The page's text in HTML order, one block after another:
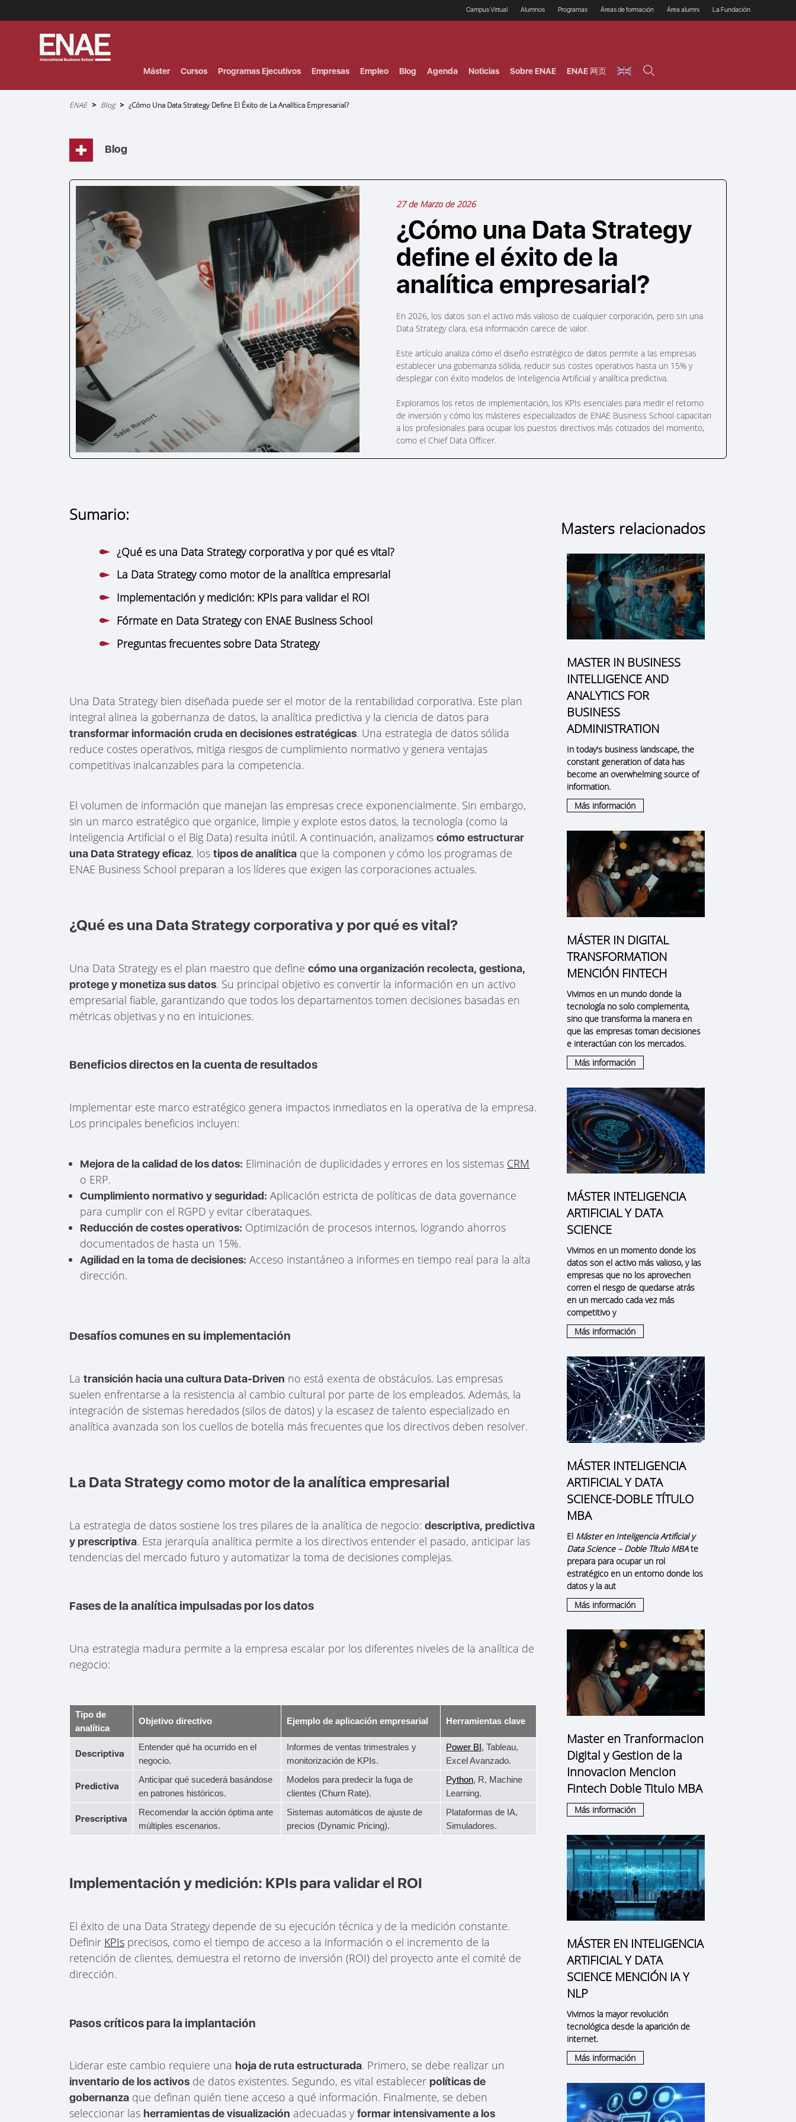
Campus Virtual Alumnos
Prácticas en empresas
Programas
Programas Ejecutivos
Áreas de formación
Riesgos
Área alumni La Fundación
Máster Cursos Programas Ejecutivos Empresas Empleo Blog Agenda Noticias Sobre ENAE ENAE 网页
Sobrescribir
la
navegación
ENAE Blog ¿Cómo Una Data Strategy Define El Éxito de La Analítica Empresarial?
Blog
27 de Marzo de 2026
¿Cómo una Data Strategy
define el éxito de la
analítica empresarial?
En 2026, los datos son el activo más valioso de cualquier corporación, pero sin una
Data Strategy clara, esa información carece de valor.
Este artículo analiza cómo el diseño estratégico de datos permite a las empresas
establecer una gobernanza sólida, reducir sus costes operativos hasta un 15% y
desplegar con éxito modelos de Inteligencia Artificial y analítica predictiva.
Exploramos los retos de implementación, los KPIs esenciales para medir el retorno
de inversión y cómo los másteres especializados de ENAE Business School capacitan
a los profesionales para ocupar los puestos directivos más cotizados del momento,
como el Chief Data Officer.
Sumario:
¿Qué es una Data Strategy corporativa y por qué es vital?
La Data Strategy como motor de la analítica empresarial
Implementación y medición: KPIs para validar el ROI
Fórmate en Data Strategy con ENAE Business School
Preguntas frecuentes sobre Data Strategy
Una Data Strategy bien diseñada puede ser el motor de la rentabilidad corporativa. Este plan
integral alinea la gobernanza de datos, la analítica predictiva y la ciencia de datos para
transformar información cruda en decisiones estratégicas. Una estrategia de datos sólida
reduce costes operativos, mitiga riesgos de cumplimiento normativo y genera ventajas
competitivas inalcanzables para la competencia.
El volumen de información que manejan las empresas crece exponencialmente. Sin embargo,
sin un marco estratégico que organice, limpie y explote estos datos, la tecnología (como la
Inteligencia Artificial o el Big Data) resulta inútil. A continuación, analizamoscómo estructurar
una Data Strategy eficaz, lostipos de analítica que la componen y cómo los programas de
ENAE Business School preparan a los líderes que exigen las corporaciones actuales.
¿Qué es una Data Strategy corporativa y por qué es vital?
Una Data Strategy es el plan maestro que definecómo una organización recolecta, gestiona,
protege y monetiza sus datos. Su principal objetivo es convertir la información en un activo
empresarial fiable, garantizando que todos los departamentos tomen decisiones basadas en
métricas objetivas y no en intuiciones.
Beneficios directos en la cuenta de resultados
Implementar este marco estratégico genera impactos inmediatos en la operativa de la empresa.
Los principales beneficios incluyen:
Mejora de la calidad de los datos: Eliminación de duplicidades y errores en los sistemas CRM
o ERP.
Cumplimiento normativo y seguridad: Aplicación estricta de políticas de data governance
para cumplir con el RGPD y evitar ciberataques.
Reducción de costes operativos: Optimización de procesos internos, logrando ahorros
documentados de hasta un 15%.
Agilidad en la toma de decisiones: Acceso instantáneo a informes en tiempo real para la alta
dirección.
Desafíos comunes en su implementación
Latransición hacia una cultura Data-Driven no está exenta de obstáculos. Las empresas
suelen enfrentarse a la resistencia al cambio cultural por parte de los empleados. Además, la
integración de sistemas heredados (silos de datos) y la escasez de talento especializado en
analítica avanzada son los cuellos de botella más frecuentes que los directivos deben resolver.
La Data Strategy como motor de la analítica empresarial
La estrategia de datos sostiene los tres pilares de la analítica de negocio:descriptiva, predictiva
y prescriptiva. Esta jerarquía analítica permite a los directivos entender el pasado, anticipar las
tendencias del mercado futuro y automatizar la toma de decisiones complejas.
Fases de la analítica impulsadas por los datos
Una estrategia madura permite a la empresa escalar por los diferentes niveles de la analítica de
negocio:
Tipo de
analítica
Objetivo directivo Ejemplo de aplicación empresarial Herramientas clave
Descriptiva
Entender qué ha ocurrido en el
negocio.
Informes de ventas trimestrales y
monitorización de KPIs.
Power BI, Tableau,
Excel Avanzado.
Predictiva
Anticipar qué sucederá basándose
en patrones históricos.
Modelos para predecir la fuga de
clientes (Churn Rate).
Python, R, Machine
Learning.
Prescriptiva
Recomendar la acción óptima ante
múltiples escenarios.
Sistemas automáticos de ajuste de
precios (Dynamic Pricing).
Plataformas de IA,
Simuladores.
Implementación y medición: KPIs para validar el ROI
El éxito de una Data Strategy depende de su ejecución técnica y de la medición constante.
Definir KPIs precisos, como el tiempo de acceso a la información o el incremento de la
retención de clientes, demuestra el retorno de inversión (ROI) del proyecto ante el comité de
dirección.
Pasos críticos para la implantación
Liderar este cambio requiere una hoja de ruta estructurada. Primero, se debe realizar un
inventario de los activos de datos existentes. Segundo, es vital establecerpolíticas de
gobernanza que definan quién tiene acceso a qué información. Finalmente, se deben
seleccionar las herramientas de visualización adecuadas yformar intensivamente a los
Masters relacionados
MASTER IN BUSINESS
INTELLIGENCE AND
ANALYTICS FOR
BUSINESS
ADMINISTRATION
In today's business landscape, the
constant generation of data has
become an overwhelming source of
information.
Más información
MÁSTER IN DIGITAL
TRANSFORMATION
MENCIÓN FINTECH
Vivimos en un mundo donde la
tecnología no solo complementa,
sino que transforma la manera en
que las empresas toman decisiones
e interactúan con los mercados.
Más información
MÁSTER INTELIGENCIA
ARTIFICIAL Y DATA
SCIENCE
Vivimos en un momento donde los
datos son el activo más valioso, y las
empresas que no los aprovechen
corren el riesgo de quedarse atrás
en un mercado cada vez más
competitivo y
Más información
MÁSTER INTELIGENCIA
ARTIFICIAL Y DATA
SCIENCE-DOBLE TÍTULO
MBA
El Máster en Inteligencia Artificial y
Data Science – Doble Título MBAte
prepara para ocupar un rol
estratégico en un entorno donde los
datos y la aut
Más información
Master en Tranformacion
Digital y Gestion de la
Innovacion Mencion
Fintech Doble Titulo MBA
Más información
MÁSTER EN INTELIGENCIA
ARTIFICIAL Y DATA
SCIENCE MENCIÓN IA Y
NLP
Vivimos la mayor revolución
tecnológica desde la aparición de
internet.
Más información